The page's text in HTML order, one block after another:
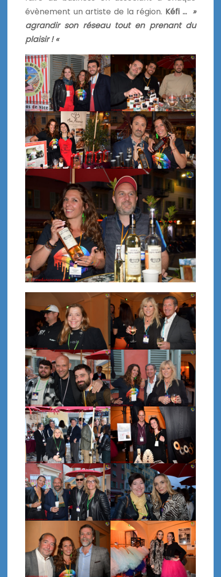
évènement un artiste de la région. Kéfi … »
agrandir son réseau tout en prenant du
plaisir ! «